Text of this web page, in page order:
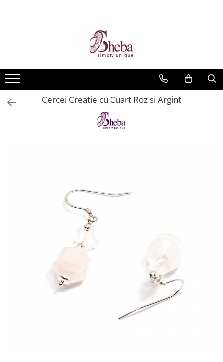
Cercei Creatie cu Cuart Roz si Argint